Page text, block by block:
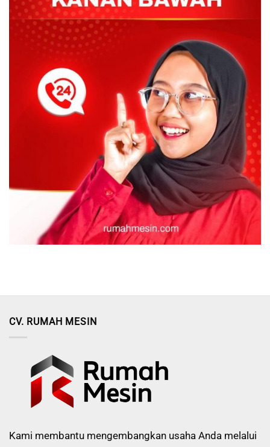
CV. RUMAH MESIN
Kami membantu mengembangkan usaha Anda melalui